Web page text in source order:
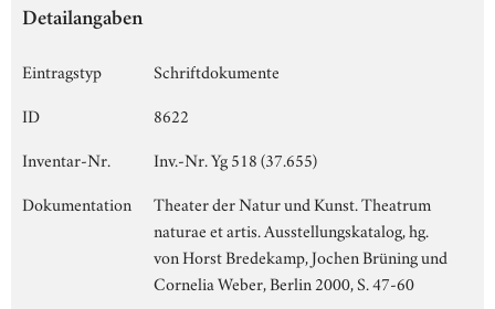
Detailangaben
Eintragstyp
Schriftdokumente
ID
8622
Inventar-Nr.
Inv.-Nr. Yg 518 (37.655)
Dokumentation
Theater der Natur und Kunst. Theatrum
naturae et artis. Ausstellungskatalog, hg.
von Horst Bredekamp, Jochen Brüning und
Cornelia Weber, Berlin 2000, S. 47-60